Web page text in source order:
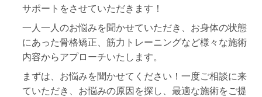
サポートをさせていただきます！
一人一人のお悩みを聞かせていただき、お身体の状態
にあった骨格矯正、筋力トレーニングなど様々な施術
内容からアプローチいたします。
まずは、お悩みを聞かせてください！一度ご相談に来
ていただき、お悩みの原因を探し、最適な施術をご提